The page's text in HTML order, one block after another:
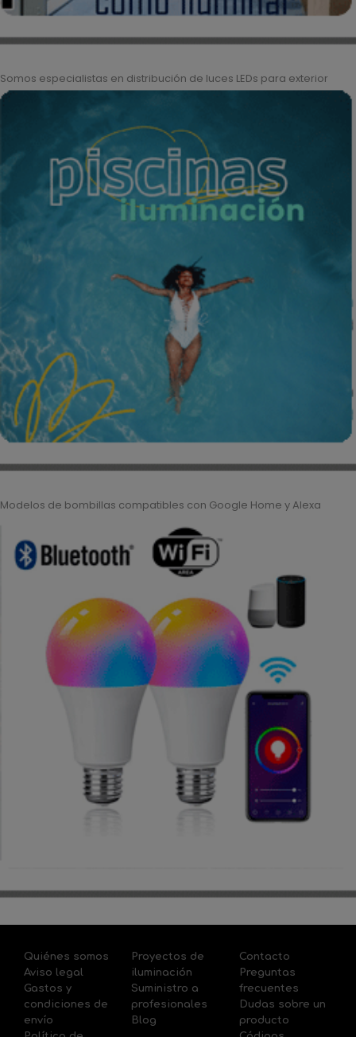
Somos especialistas en distribución de luces LEDs para exterior
Modelos de bombillas compatibles con Google Home y Alexa
Quiénes somos
Aviso legal
Gastos y
condiciones de
envío
Proyectos de
iluminación
Suministro a
profesionales
Blog
Contacto
Preguntas
frecuentes
Dudas sobre un
producto